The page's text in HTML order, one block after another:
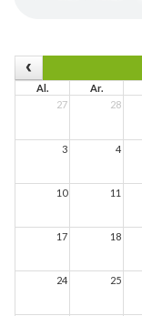
Al. Ar.
27
28
3 4
10 11
17 18
24 25